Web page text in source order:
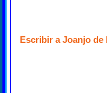
Escribir a Joanjo de